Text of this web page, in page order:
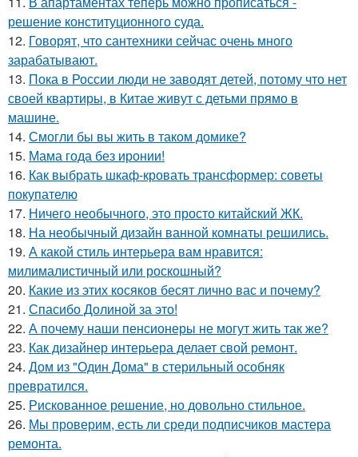
решение конституционного суда.
12. Говорят, что сантехники сейчас очень много
зарабатывают.
13. Пока в России люди не заводят детей, потому что нет
своей квартиры, в Китае живут с детьми прямо в
машине.
14. Смогли бы вы жить в таком домике?
15. Мама года без иронии!
16. Как выбрать шкаф-кровать трансформер: советы
покупателю
17. Ничего необычного, это просто китайский ЖК.
18. На необычный дизайн ванной комнаты решились.
19. А какой стиль интерьера вам нравится:
милималистичный или роскошный?
20. Какие из этих косяков бесят лично вас и почему?
21. Спасибо Долиной за это!
22. А почему наши пенсионеры не могут жить так же?
23. Как дизайнер интерьера делает свой ремонт.
24. Дом из "Один Дома" в стерильный особняк
превратился.
25. Рискованное решение, но довольно стильное.
26. Мы проверим, есть ли среди подписчиков мастера
ремонта.